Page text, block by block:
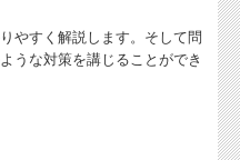
やすく解説します。そして問
うな対策を講じることができ